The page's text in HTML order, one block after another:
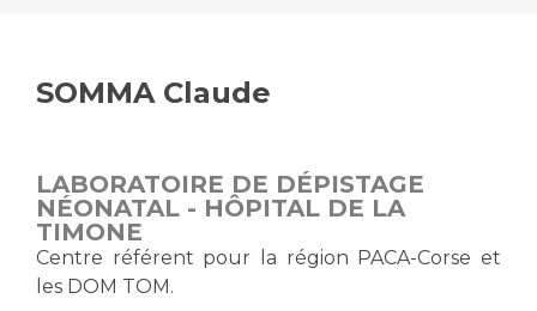
Tarifs
Vous allez être hospitalisé(e)
Vous avez un examen d'imagerie ou de radiologie
à réaliser
Vous avez une analyse à réaliser
Vous venez en consultation
Emploi / formation
Emplois administratifs
Emplois médicaux
Espace Formation
Étudiants hospitaliers
SOMMA Claude
LABORATOIRE DE DÉPISTAGE
NÉONATAL - HÔPITAL DE LA
TIMONE
Centre référent pour la région PACA-Corse et
les DOM TOM.